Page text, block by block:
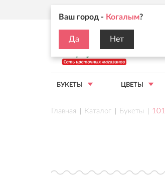
Ваш город - Когалым?
Да Нет
БУКЕТЫ ЦВЕТЫ
Главная Каталог Букеты